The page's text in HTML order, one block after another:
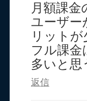
月額課
ユーザー
リットが
フル課金
多いと思
返信